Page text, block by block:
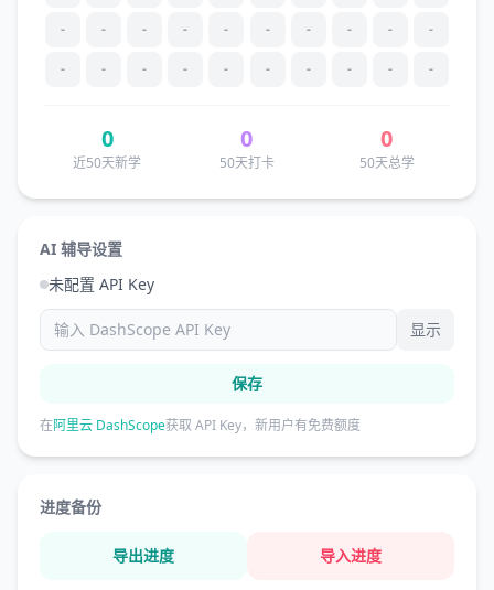
- - - - - - - - - -
- - - - - - - - - -
0
近50天新学
0
50天打卡
0
50天总学
AI 辅导设置
未配置 API Key
显示
保存
在阿里云 DashScope获取 API Key，新用户有免费额度
进度备份
导出进度 导入进度